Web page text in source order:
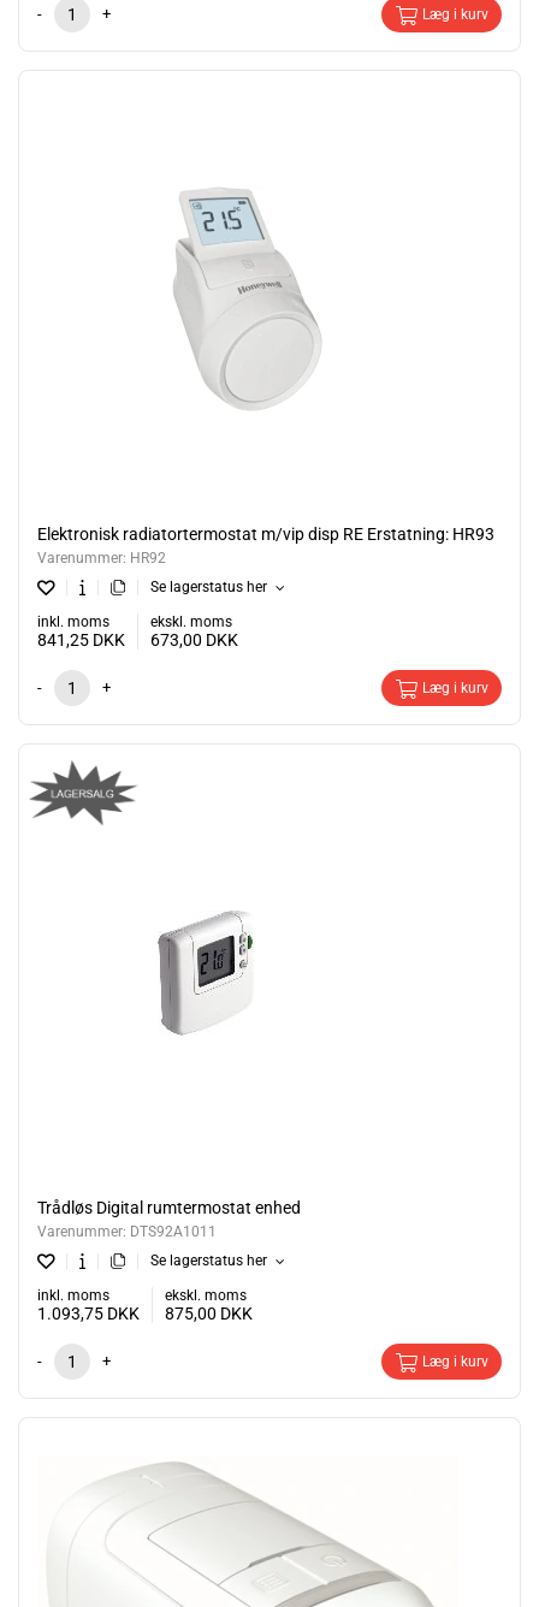
- + Læg i kurv
Elektronisk radiatortermostat m/vip disp RE Erstatning: HR93
Varenummer: HR92
Se lagerstatus her
inkl. moms
841,25 DKK
ekskl. moms
673,00 DKK
- + Læg i kurv
Trådløs Digital rumtermostat enhed
Varenummer: DTS92A1011
Se lagerstatus her
inkl. moms
1.093,75 DKK
ekskl. moms
875,00 DKK
- + Læg i kurv